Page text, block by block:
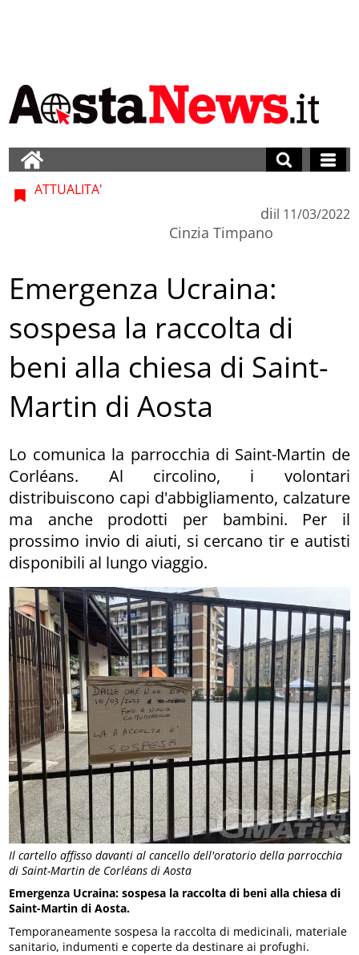
Il cartello affisso davanti al cancello dell'oratorio della parrocchia
di Saint-Martin de Corléans di Aosta
ATTUALITA'
di
Cinzia Timpano
il 11/03/2022
Emergenza Ucraina:
sospesa la raccolta di
beni alla chiesa di Saint-
Martin di Aosta
Lo comunica la parrocchia di Saint-Martin de
Corléans. Al circolino, i volontari
distribuiscono capi d'abbigliamento, calzature
ma anche prodotti per bambini. Per il
prossimo invio di aiuti, si cercano tir e autisti
disponibili al lungo viaggio.
Emergenza Ucraina: sospesa la raccolta di beni alla chiesa di
Saint-Martin di Aosta.
Temporaneamente sospesa la raccolta di medicinali, materiale
sanitario, indumenti e coperte da destinare ai profughi.